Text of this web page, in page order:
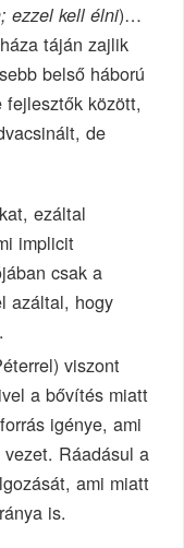
ezzel kell élni)…
táján zajlik
belső háború
fejlesztők között,
de
ezáltal
implicit
csak a
azáltal, hogy
viszont
a bővítés miatt
igénye, ami
Ráadásul a
ami miatt
is.